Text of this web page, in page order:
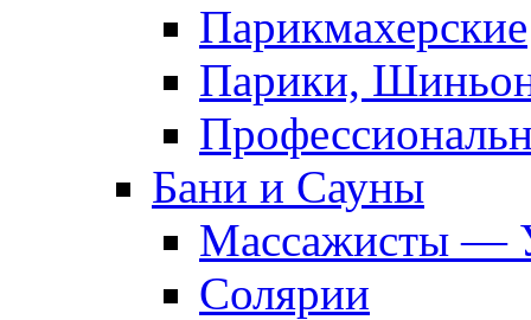
Парикмахерские
Парики,
Бани и Сауны
Массажисты —
Солярии